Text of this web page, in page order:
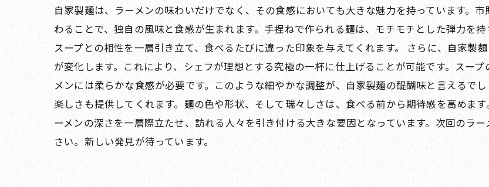
自家製麺は、ラーメンの味わいだけでなく、その食感においても大きな魅力を持っています。
わることで、独自の風味と食感が生まれます。手捏ねで作られる麺は、モチモチとした弾力を
スープとの相性を一層引き立て、食べるたびに違った印象を与えてくれます。 さらに、自家製
が変化します。これにより、シェフが理想とする究極の一杯に仕上げることが可能です。スー
メンには柔らかな食感が必要です。このような細やかな調整が、自家製麺の醍醐味と言えるで
楽しさも提供してくれます。麺の色や形状、そして瑞々しさは、食べる前から期待感を高めま
ーメンの深さを一層際立たせ、訪れる人々を引き付ける大きな要因となっています。次回のラ
さい。新しい発見が待っています。